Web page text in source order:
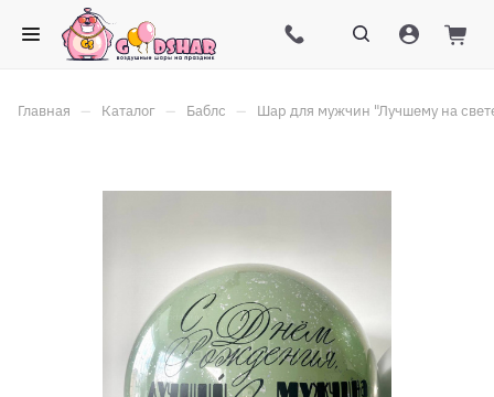
Главная – Каталог – Баблс – Шар для мужчин "Лучшему на